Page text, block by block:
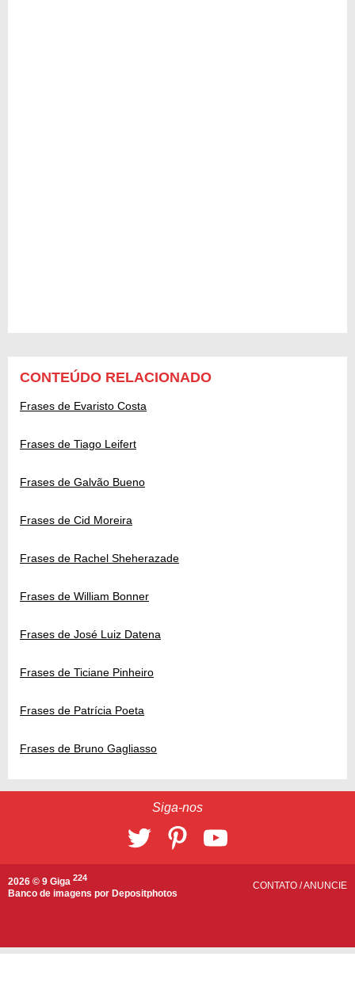
CONTEÚDO RELACIONADO
Frases de Evaristo Costa
Frases de Tiago Leifert
Frases de Galvão Bueno
Frases de Cid Moreira
Frases de Rachel Sheherazade
Frases de William Bonner
Frases de José Luiz Datena
Frases de Ticiane Pinheiro
Frases de Patrícia Poeta
Frases de Bruno Gagliasso
Siga-nos
2026 © 9 Giga 224
Banco de imagens por Depositphotos
CONTATO /ANUNCIE